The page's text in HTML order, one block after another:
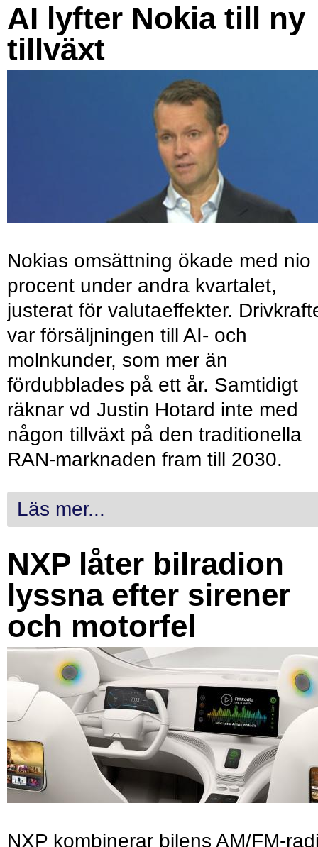
AI lyfter Nokia till ny
tillväxt
Nokias omsättning ökade med nio
procent under andra kvartalet,
justerat för valutaeffekter.
var försäljningen till AI- och
molnkunder, som mer än
fördubblades på ett år. Samtidigt
räknar vd Justin Hotard inte med
någon tillväxt på den traditionella
RAN-marknaden fram till 2030.
Läs mer...
NXP låter bilradion
lyssna efter sirener
och motorfel
NXP kombinerar bilens AM/FM-